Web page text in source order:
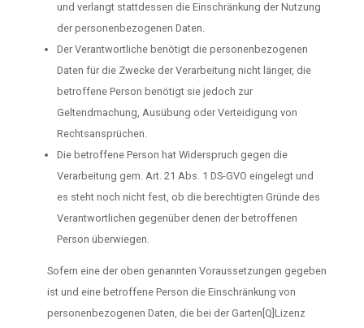
und verlangt stattdessen die Einschränkung der Nutzung
der personenbezogenen Daten.
Der Verantwortliche benötigt die personenbezogenen
Daten für die Zwecke der Verarbeitung nicht länger, die
betroffene Person benötigt sie jedoch zur
Geltendmachung, Ausübung oder Verteidigung von
Rechtsansprüchen.
Die betroffene Person hat Widerspruch gegen die
Verarbeitung gem. Art. 21 Abs. 1 DS-GVO eingelegt und
es steht noch nicht fest, ob die berechtigten Gründe des
Verantwortlichen gegenüber denen der betroffenen
Person überwiegen.
Sofern eine der oben genannten Voraussetzungen gegeben
ist und eine betroffene Person die Einschränkung von
personenbezogenen Daten, die bei der Garten[Q]Lizenz